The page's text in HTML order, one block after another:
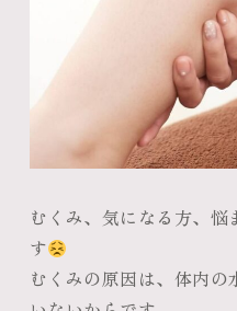
むくみ、気になる方、悩
す
むくみの原因は、体内